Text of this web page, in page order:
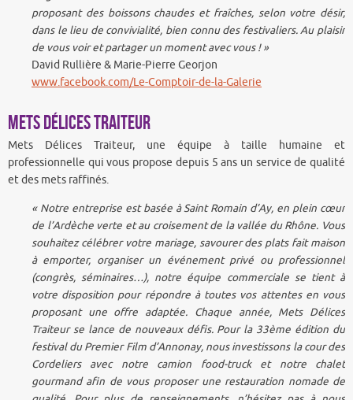
proposant des boissons chaudes et fraîches, selon votre désir,
dans le lieu de convivialité, bien connu des festivaliers. Au plaisir
de vous voir et partager un moment avec vous ! »
David Rullière & Marie-Pierre Georjon
www.facebook.com/Le-Comptoir-de-la-Galerie
Mets Délices Traiteur
Mets Délices Traiteur, une équipe à taille humaine et
professionnelle qui vous propose depuis 5 ans un service de qualité
et des mets raffinés.
« Notre entreprise est basée à Saint Romain d’Ay, en plein cœur
de l’Ardèche verte et au croisement de la vallée du Rhône. Vous
souhaitez célébrer votre mariage, savourer des plats fait maison
à emporter, organiser un événement privé ou professionnel
(congrès, séminaires…), notre équipe commerciale se tient à
votre disposition pour répondre à toutes vos attentes en vous
proposant une offre adaptée. Chaque année, Mets Délices
Traiteur se lance de nouveaux défis. Pour la 33ème édition du
festival du Premier Film d’Annonay, nous investissons la cour des
Cordeliers avec notre camion food-truck et notre chalet
gourmand afin de vous proposer une restauration nomade de